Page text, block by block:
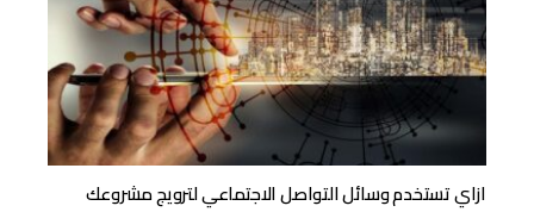
ازاي تستخدم وسائل التواصل الاجتماعي لترويج مشروعك